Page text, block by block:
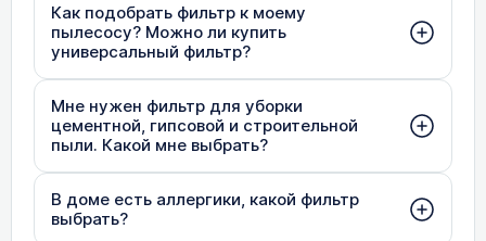
Как подобрать фильтр к моему
пылесосу? Можно ли купить
универсальный фильтр?
Мне нужен фильтр для уборки
цементной, гипсовой и строительной
пыли. Какой мне выбрать?
В доме есть аллергики, какой фильтр
выбрать?